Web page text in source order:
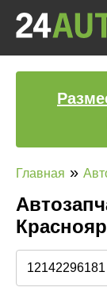
Главная »